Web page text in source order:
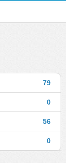
79
0
56
0